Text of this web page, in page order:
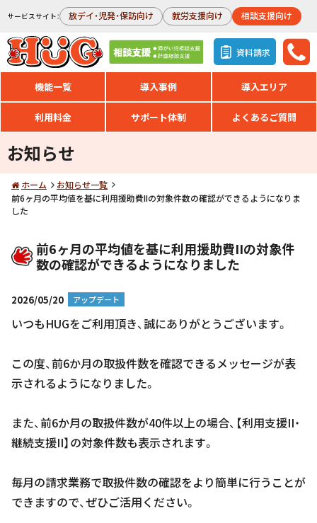
サービスサイト： 放デイ・児発・保訪向け 就労支援向け 相談支援向け
資料請求
機能一覧 導入事例 導入エリア
利用料金 サポート体制 よくあるご質問
お知らせ
ホーム
お知らせ一覧
前6ヶ月の平均値を基に利用援助費IIの対象件数の確認ができるようになりま
した
前6ヶ月の平均値を基に利用援助費IIの対象件
数の確認ができるようになりました
2026/05/20 アップデート
いつもHUGをご利用頂き、誠にありがとうございます。
この度、前6か月の取扱件数を確認できるメッセージが表
示されるようになりました。
また、前6か月の取扱件数が40件以上の場合、【利用支援II・
継続支援II】の対象件数も表示されます。
毎月の請求業務で取扱件数の確認をより簡単に行うことが
できますので、ぜひご活用ください。